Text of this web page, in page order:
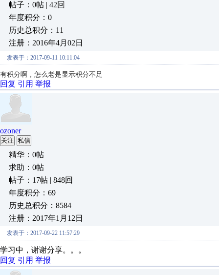
帖子：0帖 | 42回
年度积分：0
历史总积分：11
注册：2016年4月02日
发表于：2017-09-11 10:11:04
有积分啊，怎么老是显示积分不足
回复 引用 举报
ozoner
关注 私信
精华：0帖
求助：0帖
帖子：17帖 | 848回
年度积分：69
历史总积分：8584
注册：2017年1月12日
发表于：2017-09-22 11:57:29
学习中，谢谢分享。。。
回复 引用 举报